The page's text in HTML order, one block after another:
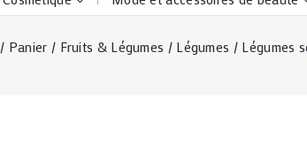
/ Panier / Fruits & Légumes / Légumes / Légumes